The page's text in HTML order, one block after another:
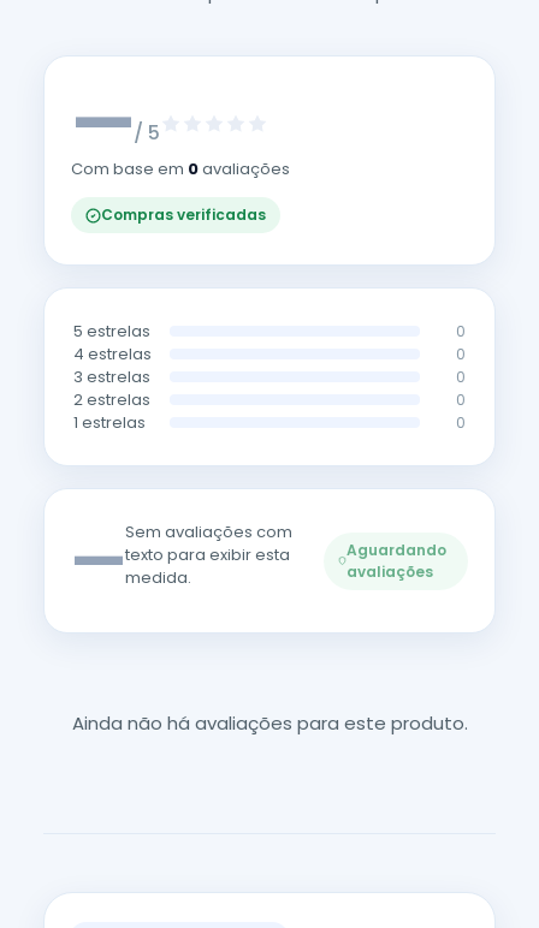
—/ 5
Com base em 0avaliações
Compras verificadas
5 estrelas 0
4 estrelas 0
3 estrelas 0
2 estrelas 0
1 estrelas 0
—Sem avaliações com
texto para exibir esta
medida.
Aguardando
avaliações
Ainda não há avaliações para este produto.